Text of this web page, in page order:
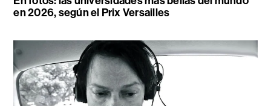
en 2026, según el Prix Versailles